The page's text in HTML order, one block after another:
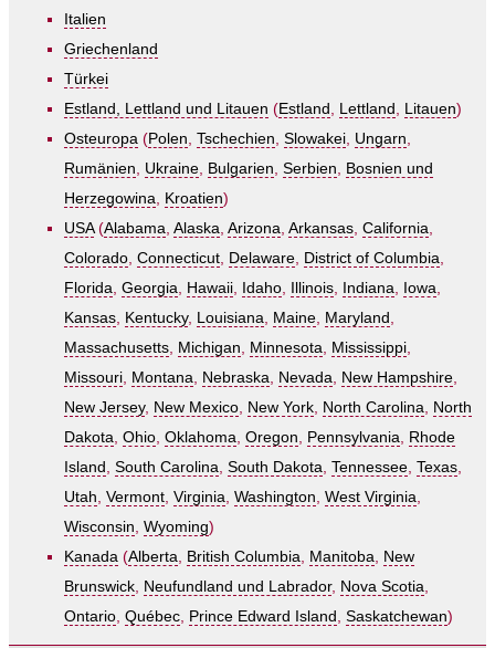
Italien
Griechenland
Türkei
Estland, Lettland und Litauen (Estland , Lettland , Litauen)
Osteuropa (Polen, Tschechien, Slowakei, Ungarn,
Rumänien, Ukraine, Bulgarien, Serbien, Bosnien und
Herzegowina, Kroatien)
USA(Alabama, Alaska, Arizona, Arkansas, California,
Colorado, Connecticut, Delaware, District of Columbia,
Florida, Georgia, Hawaii, Idaho, Illinois, Indiana, Iowa,
Kansas, Kentucky, Louisiana, Maine, Maryland ,
Massachusetts, Michigan, Minnesota, Mississippi,
Missouri, Montana, Nebraska, Nevada, New Hampshire,
New Jersey, New Mexico, New York, North Carolina, North
Dakota, Ohio, Oklahoma, Oregon, Pennsylvania, Rhode
Island , South Carolina, South Dakota, Tennessee, Texas,
Utah, Vermont, Virginia, Washington, West Virginia,
Wisconsin, Wyoming)
Kanada (Alberta, British Columbia, Manitoba, New
Brunswick, Neufundland und Labrador, Nova Scotia,
Ontario, Québec, Prince Edward Island , Saskatchewan)